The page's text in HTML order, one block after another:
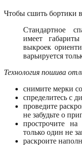
Чтобы сшить бортики
Стандартное
имеет
выкроек
варьируется
Технология пошива
снимите мерки
спределитесь с
проведите
не забудьте о
прострочите
только один не
раскроите